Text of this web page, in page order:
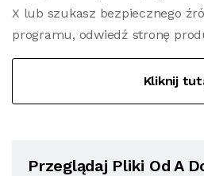
X lub szukasz bezpiecznego
programu, odwiedź stronę
Kliknij
Przeglądaj Pliki Od A